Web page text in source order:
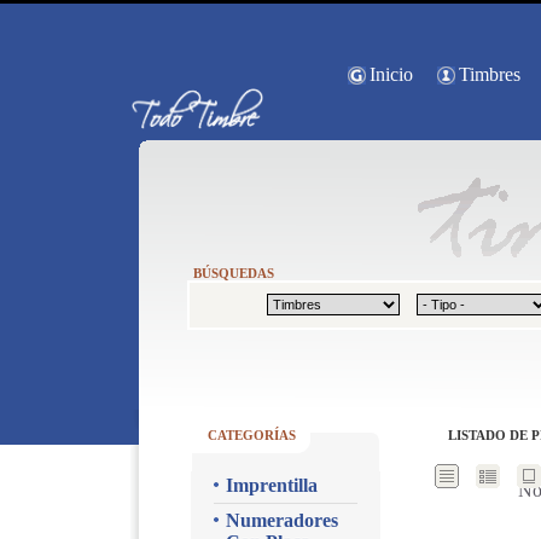
Inicio Timbres
BÚSQUEDAS
CATEGORÍAS
Imprentilla
Numeradores
LISTADO DE